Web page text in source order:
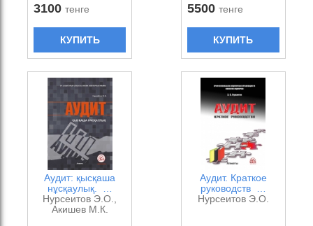
3100тенге
КУПИТЬ
5500 тенге
КУПИТЬ
Аудит: қысқаша
нұсқаулық. …
Нурсеитов Э.О.,
Акишев М.К.
Аудит. Краткое
руководств …
Нурсеитов Э.О.